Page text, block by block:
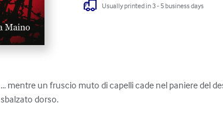
Usually printed in 3 - 5 business days
... mentre un fruscio muto di capelli cade nel paniere del
sbalzato dorso.